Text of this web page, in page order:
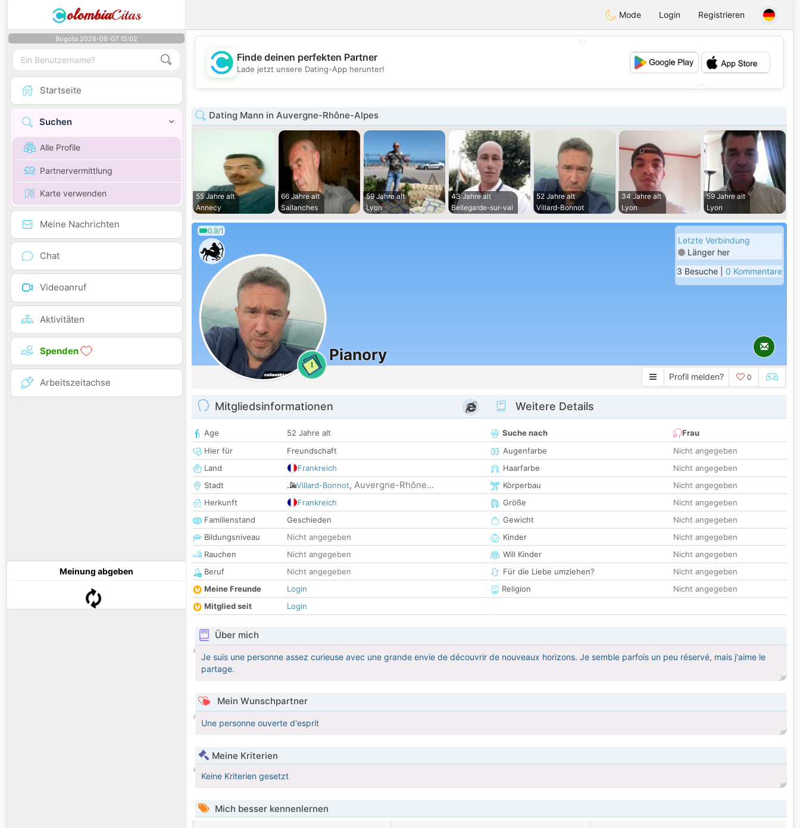
olombiaCitas Mode Login Registrieren
Bogota 2026-08-07 15:02
Startseite
Suchen
Alle Profile
Partnervermittlung
Karte verwenden
Meine Nachrichten
Chat
Videoanruf
Aktivitäten
Spenden
Arbeitszeitachse
Meinung abgeben
💖
💕
Finde deinen perfekten Partner
Lade jetzt unsere Dating-App herunter!
Dating Mann in Auvergne-Rhône-Alpes
55 Jahre alt
Annecy
66 Jahre alt
Sallanches
59 Jahre alt
Lyon
43 Jahre alt
Bellegarde-sur-val
52 Jahre alt
Villard-Bonnot
34 Jahre alt
Lyon
59 Jahre alt
Lyon
0.9/1
1
Pianory
Letzte Verbindung
Länger her
3 Besuche | 0 Kommentare
Profil melden? 0
Mitgliedsinformationen
Age
52 Jahre alt
Hier für
Freundschaft
Land
Frankreich
Stadt
Villard-Bonnot, Auvergne-Rhône...
Herkunft
Frankreich
Familienstand
Geschieden
Bildungsniveau
Nicht angegeben
Rauchen
Nicht angegeben
Beruf
Nicht angegeben
Meine Freunde
Login
Mitglied seit
Login
Weitere Details
Suche nach
Frau
Augenfarbe
Nicht angegeben
Haarfarbe
Nicht angegeben
Körperbau
Nicht angegeben
Größe
Nicht angegeben
Gewicht
Nicht angegeben
Kinder
Nicht angegeben
Will Kinder
Nicht angegeben
Für die Liebe umziehen?
Nicht angegeben
Religion
Nicht angegeben
Über mich
Je suis une personne assez curieuse avec une grande envie de découvrir de nouveaux horizons. Je semble parfois un peu réservé, mais j'aime le
partage.
Mein Wunschpartner
Une personne ouverte d'esprit
Meine Kriterien
Keine Kriterien gesetzt
Mich besser kennenlernen